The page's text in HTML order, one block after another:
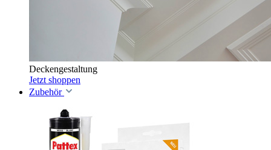
Deckengestaltung
Jetzt shoppen
Zubehör